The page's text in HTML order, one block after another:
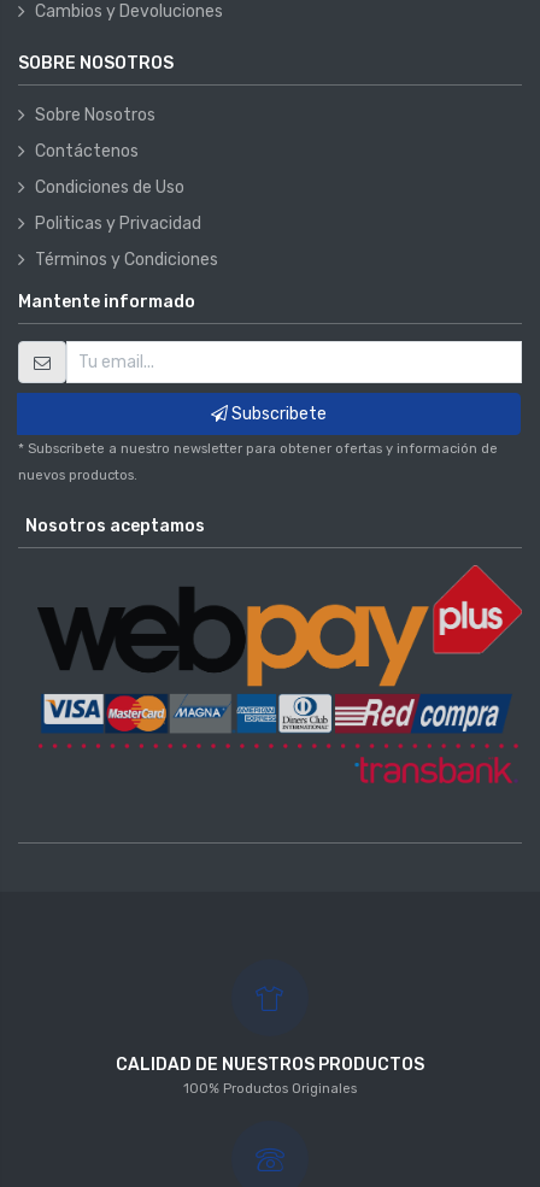
Cambios y Devoluciones
SOBRE NOSOTROS
Sobre Nosotros
Contáctenos
Condiciones de Uso
Politicas y Privacidad
Términos y Condiciones
Mantente informado
Subscribete
* Subscribete a nuestro newsletter para obtener ofertas y información de
nuevos productos.
Nosotros aceptamos
CALIDAD DE NUESTROS PRODUCTOS
100% Productos Originales